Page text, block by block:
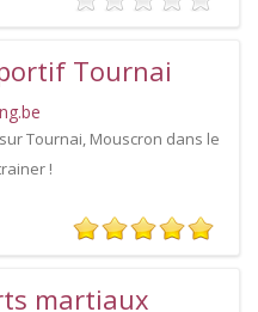
Tournai
Tournai, Mouscron dans le
!
martiaux